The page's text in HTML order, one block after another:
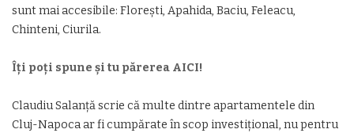
sunt mai accesibile: Florești, Apahida, Baciu, Feleacu,
Chinteni, Ciurila.
Îți poți spune și tu părerea AICI!
Claudiu Salanță scrie că multe dintre apartamentele din
Cluj-Napoca ar fi cumpărate în scop investițional, nu pentru